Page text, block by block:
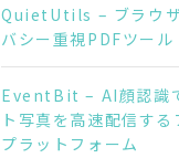
QuietUtils – ブラウザ
バシー重視PDFツー
EventBit – AI顔認識
ト写真を高速配信す
プラットフォーム